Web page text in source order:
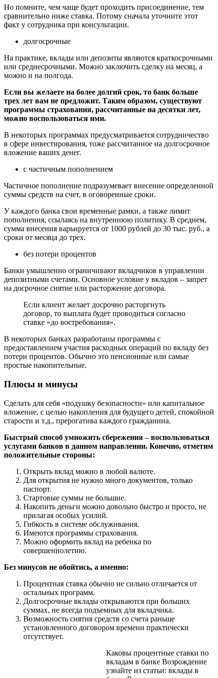
Но помните, чем чаще будет проходить присоединение, тем
сравнительно ниже ставка. Потому сначала уточните этот
факт у сотрудника при консультации.
долгосрочные
На практике, вклады или депозиты являются краткосрочными
или среднесрочными. Можно заключить сделку на месяц, а
можно и на полгода.
Если вы желаете на более долгий срок, то банк больше
трех лет вам не предложит. Таким образом, существуют
программы страхования, рассчитанные на десятки лет,
можно воспользоваться ими.
В некоторых программах предусматривается сотрудничество
в сфере инвестирования, тоже рассчитанное на долгосрочное
вложение ваших денег.
с частичным пополнением
Частичное пополнение подразумевает внесение определенной
суммы средств на счет, в оговоренные сроки.
У каждого банка свои временные рамки, а также лимит
пополнения, ссылаясь на внутреннюю политику. В среднем,
сумма внесения варьируется от 1000 рублей до 30 тыс. руб., а
сроки от месяца до трех.
без потери процентов
Банки умышленно ограничивают вкладчиков в управлении
депозитными счетами. Основное условие у вкладов – запрет
на досрочное снятие или расторжение договора.
Если клиент желает досрочно расторгнуть
договор, то выплата будет проводиться согласно
ставке «до востребования».
В некоторых банках разработаны программы с
предоставлением участия расходных операций по вкладу без
потери процентов. Обычно это пенсионные или самые
простые накопительные.
Плюсы и минусы
Сделать для себя «подушку безопасности» или капитальное
вложение, с целью накопления для будущего детей, спокойной
старости и т.д., прерогатива каждого гражданина.
Быстрый способ умножить сбережения – воспользоваться
услугами банков в данном направлении. Конечно, отметим
положительные стороны:
Открыть вклад можно в любой валюте.
Для открытия не нужно много документов, только
паспорт.
Стартовые суммы не большие.
Накопить деньги можно довольно быстро и просто, не
прилагая особых усилий.
Гибкость в системе обслуживания.
Имеются программы страхования.
Можно оформить вклад на ребенка по
совершеннолетию.
Без минусов не обойтись, а именно:
Процентная ставка обычно не сильно отличается от
остальных программ.
Долгосрочные вклады открываются при больших
суммах, не всегда подъемных для вкладчика.
Возможность снятия средств со счета раньше
установленного договором времени практически
отсутствует.
Каковы процентные ставки по
вкладам в банке Возрождение
узнайте из статьи: вклады в